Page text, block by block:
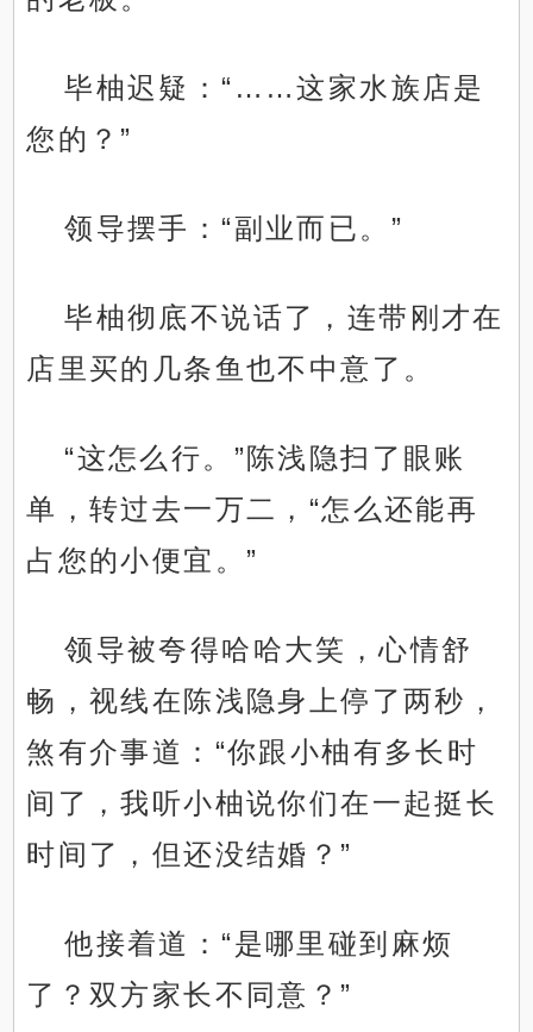
毕柚迟疑：“……这家水族店是
您的？”
领导摆手：“副业而已。”
毕柚彻底不说话了，连带刚才在
店里买的几条鱼也不中意了。
“这怎么行。”陈浅隐扫了眼账
单，转过去一万二，“怎么还能再
占您的小便宜。”
领导被夸得哈哈大笑，心情舒
畅，视线在陈浅隐身上停了两秒，
煞有介事道：“你跟小柚有多长时
间了，我听小柚说你们在一起挺长
时间了，但还没结婚？”
他接着道：“是哪里碰到麻烦
了？双方家长不同意？”